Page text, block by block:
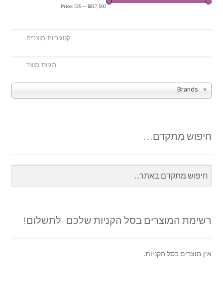
Price: ₪5— ₪17,500
Brands
חיפוש מתקדם…
רשימת המוצרים בסל הקניות שלכם -לתשלום!
אין מוצרים בסל הקניות.